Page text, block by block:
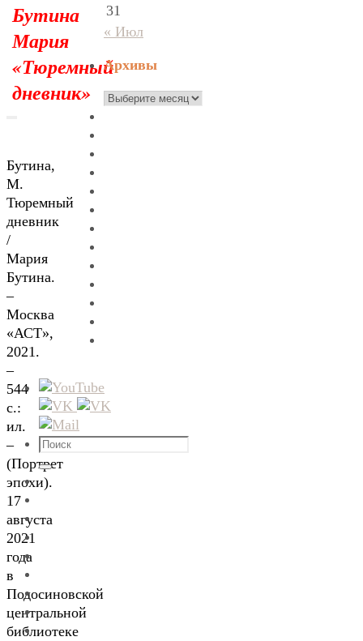
Бутина
Мария
«Тюремный
дневник»
Бутина,
М.
Тюремный
дневник
/
Мария
Бутина.
–
Москва
«АСТ»,
2021.
–
544
с.:
ил.
–
(Портрет
эпохи).
17
августа
2021
года
в
Подосиновской
центральной
библиотеке
31
« Июл
Архивы
Архивы
Что
искать:
Поиск